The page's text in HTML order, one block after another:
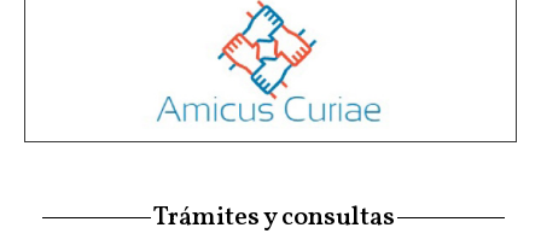
Trámites y consultas